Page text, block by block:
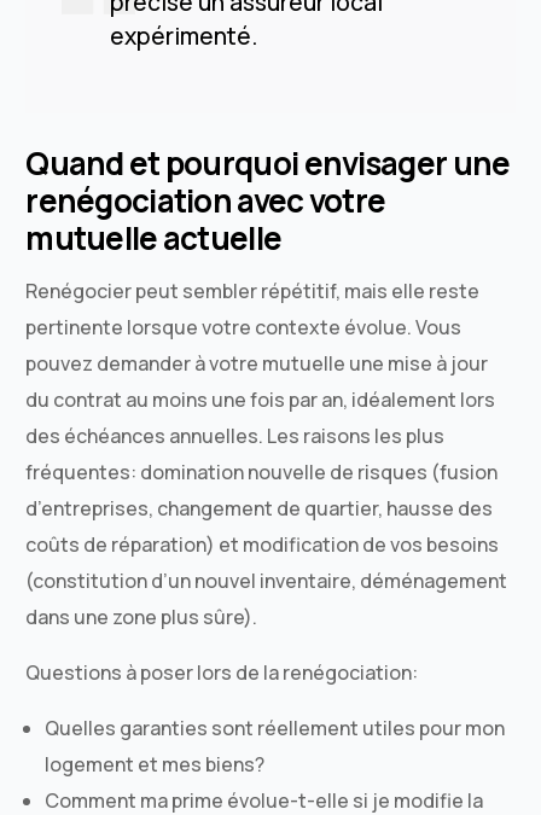
expérimenté.
Quand et pourquoi envisager une
renégociation avec votre
mutuelle actuelle
Renégocier peut sembler répétitif, mais elle reste
pertinente lorsque votre contexte évolue. Vous
pouvez demander à votre mutuelle une mise à jour
du contrat au moins une fois par an, idéalement lors
des échéances annuelles. Les raisons les plus
fréquentes: domination nouvelle de risques (fusion
d’entreprises, changement de quartier, hausse des
coûts de réparation) et modification de vos besoins
(constitution d’un nouvel inventaire, déménagement
dans une zone plus sûre).
Questions à poser lors de la renégociation:
Quelles garanties sont réellement utiles pour mon
logement et mes biens?
Comment ma prime évolue-t-elle si je modifie la